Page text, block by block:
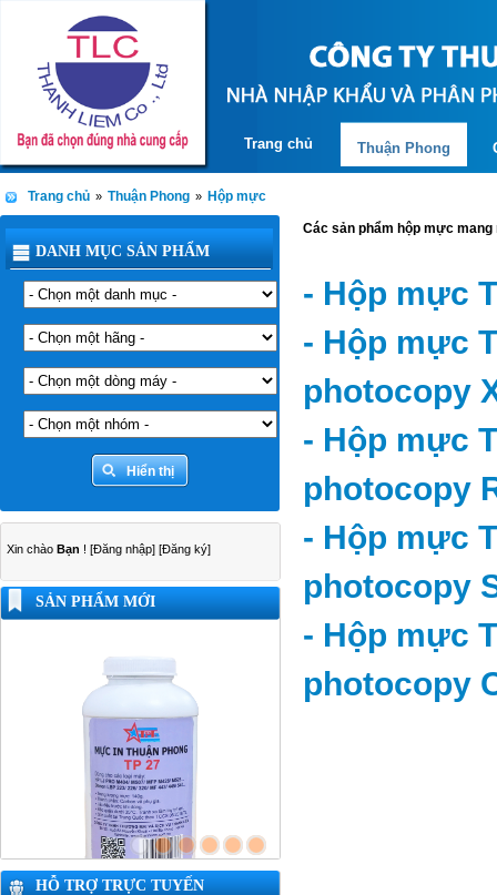
Trang chủ Thuận Phong
Trang chủ » Thuận Phong » Hộp mực
DANH MỤC SẢN PHẨM
Xin chào Bạn ! [Đăng nhập] [Đăng ký]
SẢN PHẨM MỚI
HỖ TRỢ TRỰC TUYẾN
Các sản phẩm hộp mực mang
- Hộp mực
- Hộp mực
photocopy
- Hộp mực
photocopy
- Hộp mực
photocopy
- Hộp mực
photocopy